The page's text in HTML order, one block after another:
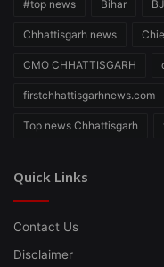
#top news Bihar
Chhattisgarh news
CMO CHHATTISGARH
firstchhattisgarhnews.com
Top news Chhattisgarh
Quick Links
Contact Us
Disclaimer